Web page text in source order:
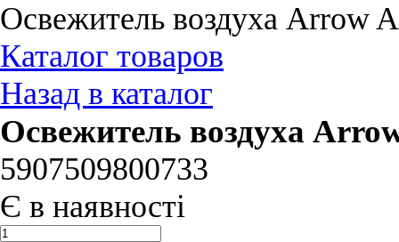
Освежитель воздуха Arrow
Каталог товаров
Назад в каталог
Освежитель воздуха
5907509800733
Є в наявності